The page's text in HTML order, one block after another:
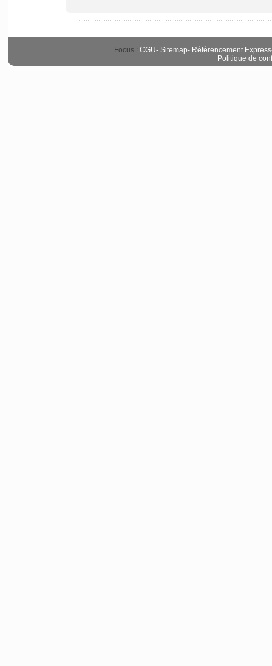
Focus : CGU- Sitemap- Référencement Express
Politique de